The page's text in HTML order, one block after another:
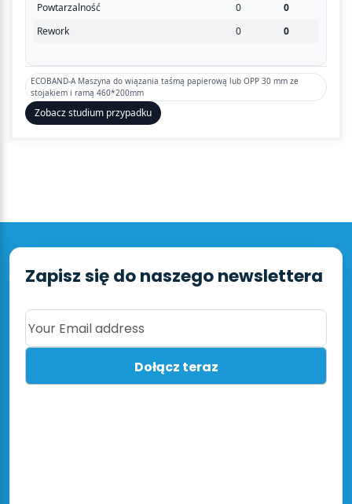
Powtarzalność
0
0
Rework
0 0
ECOBAND-A Maszyna do wiązania taśmą papierową lub OPP 30 mm ze
stojakiem i ramą 460*200mm
Zobacz studium przypadku
Zapisz się do naszego newslettera
Your Email address